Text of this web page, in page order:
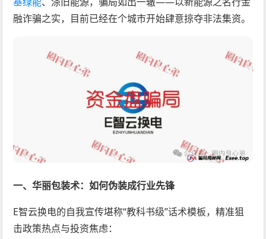
融诈骗之实，目前已经在个城市开始肆意掠夺非法集资。
一、华丽包装术：如何伪装成行业先锋
E智云换电的自我宣传堪称“教科书级”话术模板，精准狙
击政策热点与投资焦虑：